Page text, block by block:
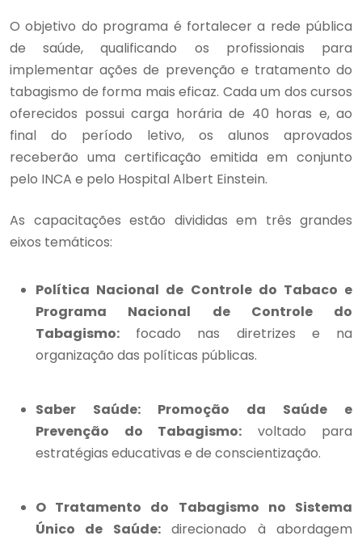
O objetivo do programa é fortalecer a rede pública
de saúde, qualificando os profissionais para
implementar ações de prevenção e tratamento do
tabagismo de forma mais eficaz. Cada um dos cursos
oferecidos possui carga horária de 40 horas e, ao
final do período letivo, os alunos aprovados
receberão uma certificação emitida em conjunto
pelo INCA e pelo Hospital Albert Einstein.
As capacitações estão divididas em três grandes
eixos temáticos:
Política Nacional de Controle do Tabaco e
Programa Nacional de Controle do
Tabagismo: focado nas diretrizes e na
organização das políticas públicas.
Saber Saúde: Promoção da Saúde e
Prevenção do Tabagismo: voltado para
estratégias educativas e de conscientização.
O Tratamento do Tabagismo no Sistema
Único de Saúde:direcionado à abordagem